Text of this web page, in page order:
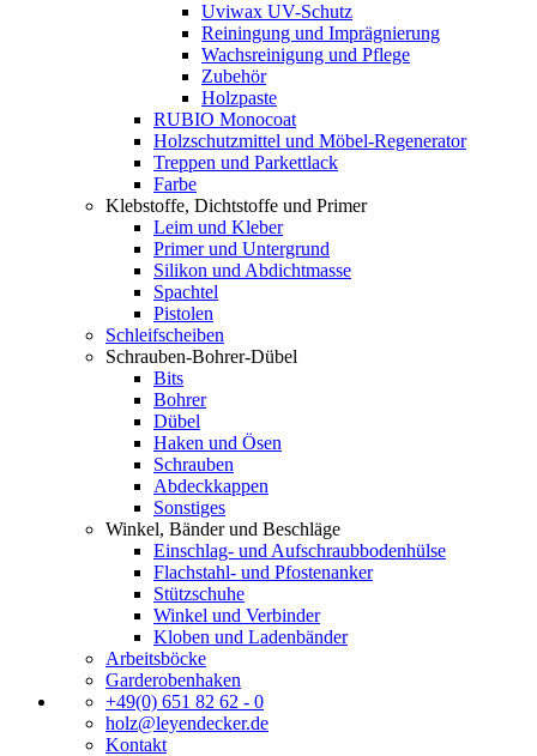
Uviwax UV-Schutz
Reiningung und Imprägnierung
Wachsreinigung und Pflege
Zubehör
Holzpaste
RUBIO Monocoat
Holzschutzmittel und Möbel-Regenerator
Treppen und Parkettlack
Farbe
Klebstoffe, Dichtstoffe und Primer
Leim und Kleber
Primer und Untergrund
Silikon und Abdichtmasse
Spachtel
Pistolen
Schleifscheiben
Schrauben-Bohrer-Dübel
Bits
Bohrer
Dübel
Haken und Ösen
Schrauben
Abdeckkappen
Sonstiges
Winkel, Bänder und Beschläge
Einschlag- und Aufschraubbodenhülse
Flachstahl- und Pfostenanker
Stützschuhe
Winkel und Verbinder
Kloben und Ladenbänder
Arbeitsböcke
Garderobenhaken
+49(0) 651 82 62 - 0
holz@leyendecker.de
Kontakt